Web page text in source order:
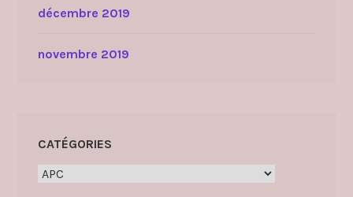
décembre 2019
novembre 2019
CATÉGORIES
Catégories